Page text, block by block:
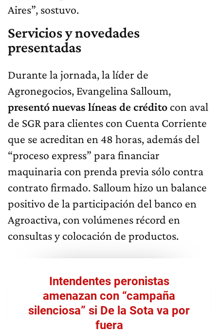
Aires”, sostuvo.
Servicios y novedades
presentadas
Durante la jornada, la líder de
Agronegocios, Evangelina Salloum,
presentó nuevas líneas de crédito con aval
de SGR para clientes con Cuenta Corriente
que se acreditan en 48 horas, además del
“proceso express” para financiar
maquinaria con prenda previa sólo contra
contrato firmado. Salloum hizo un balance
positivo de la participación del banco en
Agroactiva, con volúmenes récord en
consultas y colocación de productos.
Intendentes peronistas
amenazan con “campaña
silenciosa” si De la Sota va por
fuera